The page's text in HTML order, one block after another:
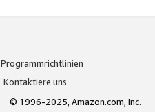
Programmrichtlinien
Kontaktiere uns
© 1996-2025, Amazon.com, Inc.